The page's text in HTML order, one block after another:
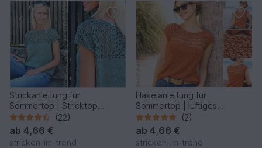
Strickanleitung für
Sommertop | Stricktop
MonteNegro #1
(22)
ab 4,66 €
stricken-im-trend
Häkelanleitung für
Sommertop | luftiges
Damentop | Häkeltop
MonteNegro #3
(2)
ab 4,66 €
stricken-im-trend